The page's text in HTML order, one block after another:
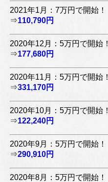
2021年1月：7万円で開始！
⇒110,790円
2020年12月：5万円で開始！
⇒177,680円
2020年11月：5万円で開始！
⇒331,170円
2020年10月：5万円で開始！
⇒122,240円
2020年9月：5万円で開始！
⇒290,910円
2020年8月：5万円で開始！